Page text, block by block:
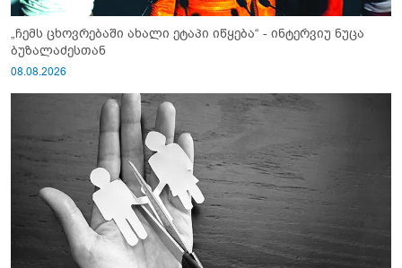
„ჩემს ცხოვრებაში ახალი ეტაპი იწყება“ - ინტერვიუ ნუცა
ბუზალაძესთან
08.08.2026